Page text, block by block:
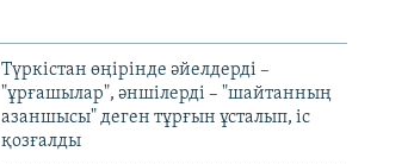
Түркістан өңірінде әйелдерді –
"ұрғашылар", әншілерді – "шайтанның
азаншысы" деген тұрғын ұсталып, іс
қозғалды